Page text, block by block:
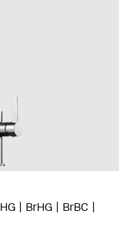
HG BrHG
BrBC